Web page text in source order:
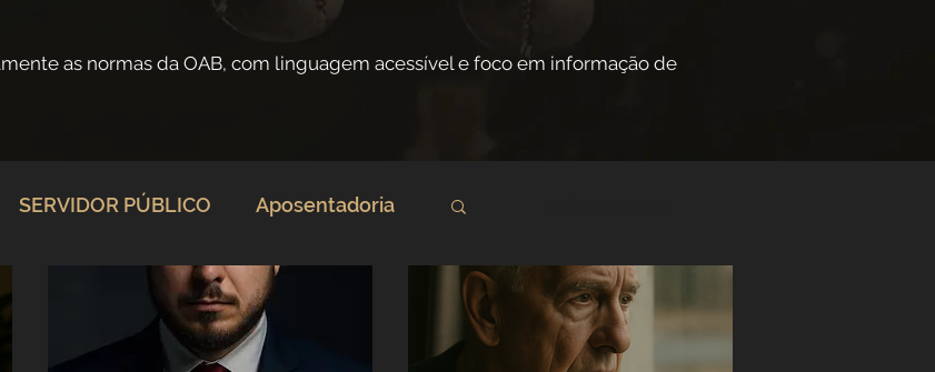
as normas da OAB, com linguagem acessível e foco em informação de
SERVIDOR PÚBLICO Aposentadoria
Direito Previdenciário